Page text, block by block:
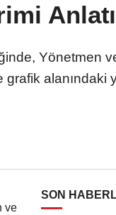
Yönetmen
alanındaki
ve
SON